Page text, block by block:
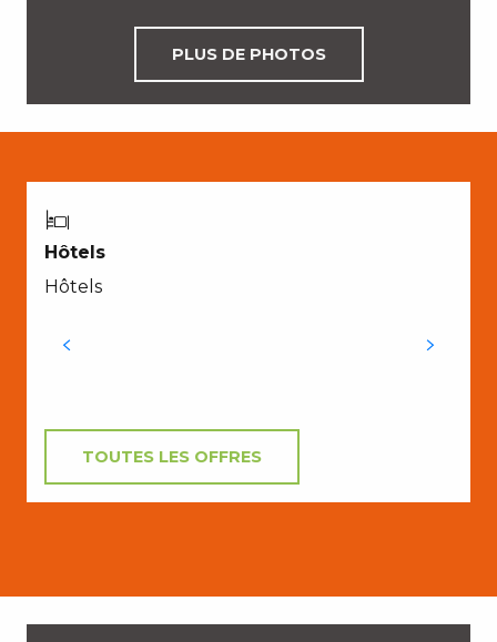
PLUS DE PHOTOS
Hôtels
Hôtels
TOUTES LES OFFRES